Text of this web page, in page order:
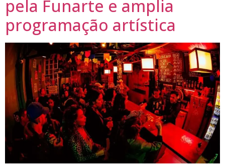
pela Funarte e amplia
programação artística